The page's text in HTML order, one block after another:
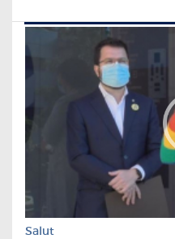
Salut